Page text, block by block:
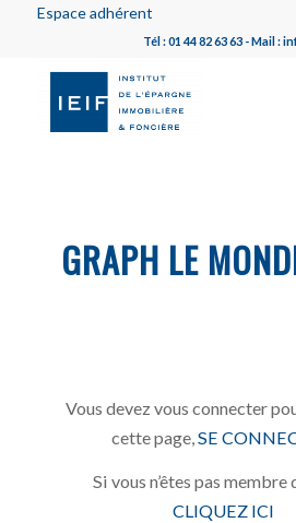
Espace adhérent
Tél : 01 44 82 63 63 - Mail :
GRAPH LE
Vous devez vous connecter
cette page, SE
Si vous n’êtes pas membre
CLIQUEZ ICI